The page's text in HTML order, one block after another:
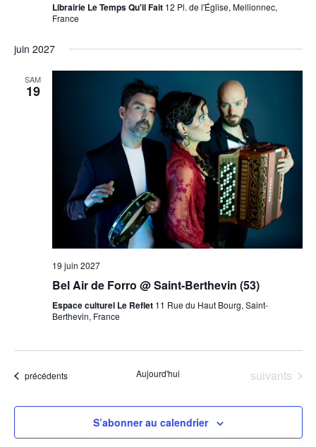
Librairie Le Temps Qu'il Fait 12 Pl. de l'Église, Mellionnec,
France
juin 2027
SAM
19
19 juin 2027
Bel Air de Forro @ Saint-Berthevin (53)
Espace culturel Le Reflet 11 Rue du Haut Bourg, Saint-
Berthevin, France
Évènements
précédents Aujourd'hui Évènements
suivants
S’abonner au calendrier